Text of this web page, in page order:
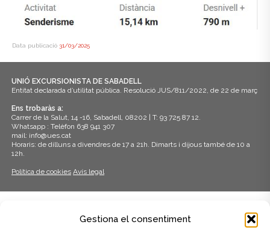
Gestiona el consentiment
Data publicació 31/03/2025
UNIÓ EXCURSIONISTA DE SABADELL
Entitat declarada d’utilitat pública. Resolució JUS/811/2022, de 22 de març
Ens trobaràs a:
Carrer de la Salut, 14 -16, Sabadell, 08202 | T: 93 725 87 12.
Whatsapp : Telèfon 638 941 307
mail: info@ues.cat
Horaris: de dilluns a divendres de 17 a 21h. Dimarts i dijous també de 10 a
12h.
Política de cookies Avís legal